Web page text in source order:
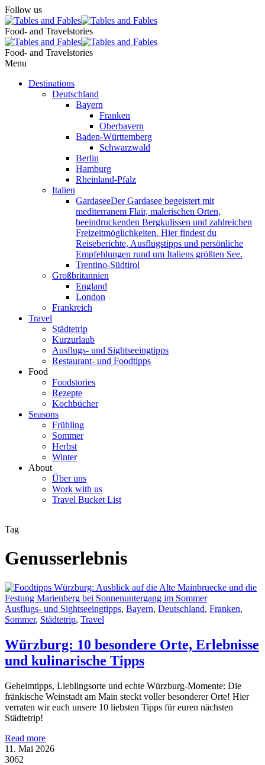
Follow us
Food- and Travelstories
Food- and Travelstories
Menu
Destinations
Deutschland
Bayern
Franken
Oberbayern
Baden-Württemberg
Schwarzwald
Berlin
Hamburg
Rheinland-Pfalz
Italien
GardaseeDer Gardasee begeistert mit
mediterranem Flair, malerischen Orten,
beeindruckenden Bergkulissen und zahlreichen
Freizeitmöglichkeiten. Hier findest du
Reiseberichte, Ausflugstipps und persönliche
Empfehlungen rund um Italiens größten See.
Trentino-Südtirol
Großbritannien
England
London
Frankreich
Travel
Städtetrip
Kurzurlaub
Ausflugs- und Sightseeingtipps
Restaurant- und Foodtipps
Food
Foodstories
Rezepte
Kochbücher
Seasons
Frühling
Sommer
Herbst
Winter
About
Über uns
Work with us
Travel Bucket List
Tag
Genusserlebnis
Ausflugs- und Sightseeingtipps, Bayern, Deutschland, Franken,
Sommer, Städtetrip, Travel
Würzburg: 10 besondere Orte, Erlebnisse
und kulinarische Tipps
Geheimtipps, Lieblingsorte und echte Würzburg-Momente: Die
fränkische Weinstadt am Main steckt voller besonderer Orte! Hier
verraten wir euch unsere 10 liebsten Tipps für euren nächsten
Städtetrip!
Read more
11. Mai 2026
3062